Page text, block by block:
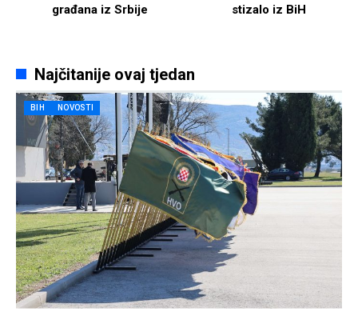
građana iz Srbije
stizalo iz BiH
Najčitanije ovaj tjedan
BIH NOVOSTI